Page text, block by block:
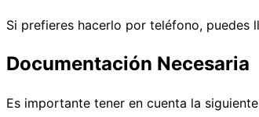
Si prefieres hacerlo por teléfono, puedes
Documentación Necesaria
Es importante tener en cuenta la siguiente